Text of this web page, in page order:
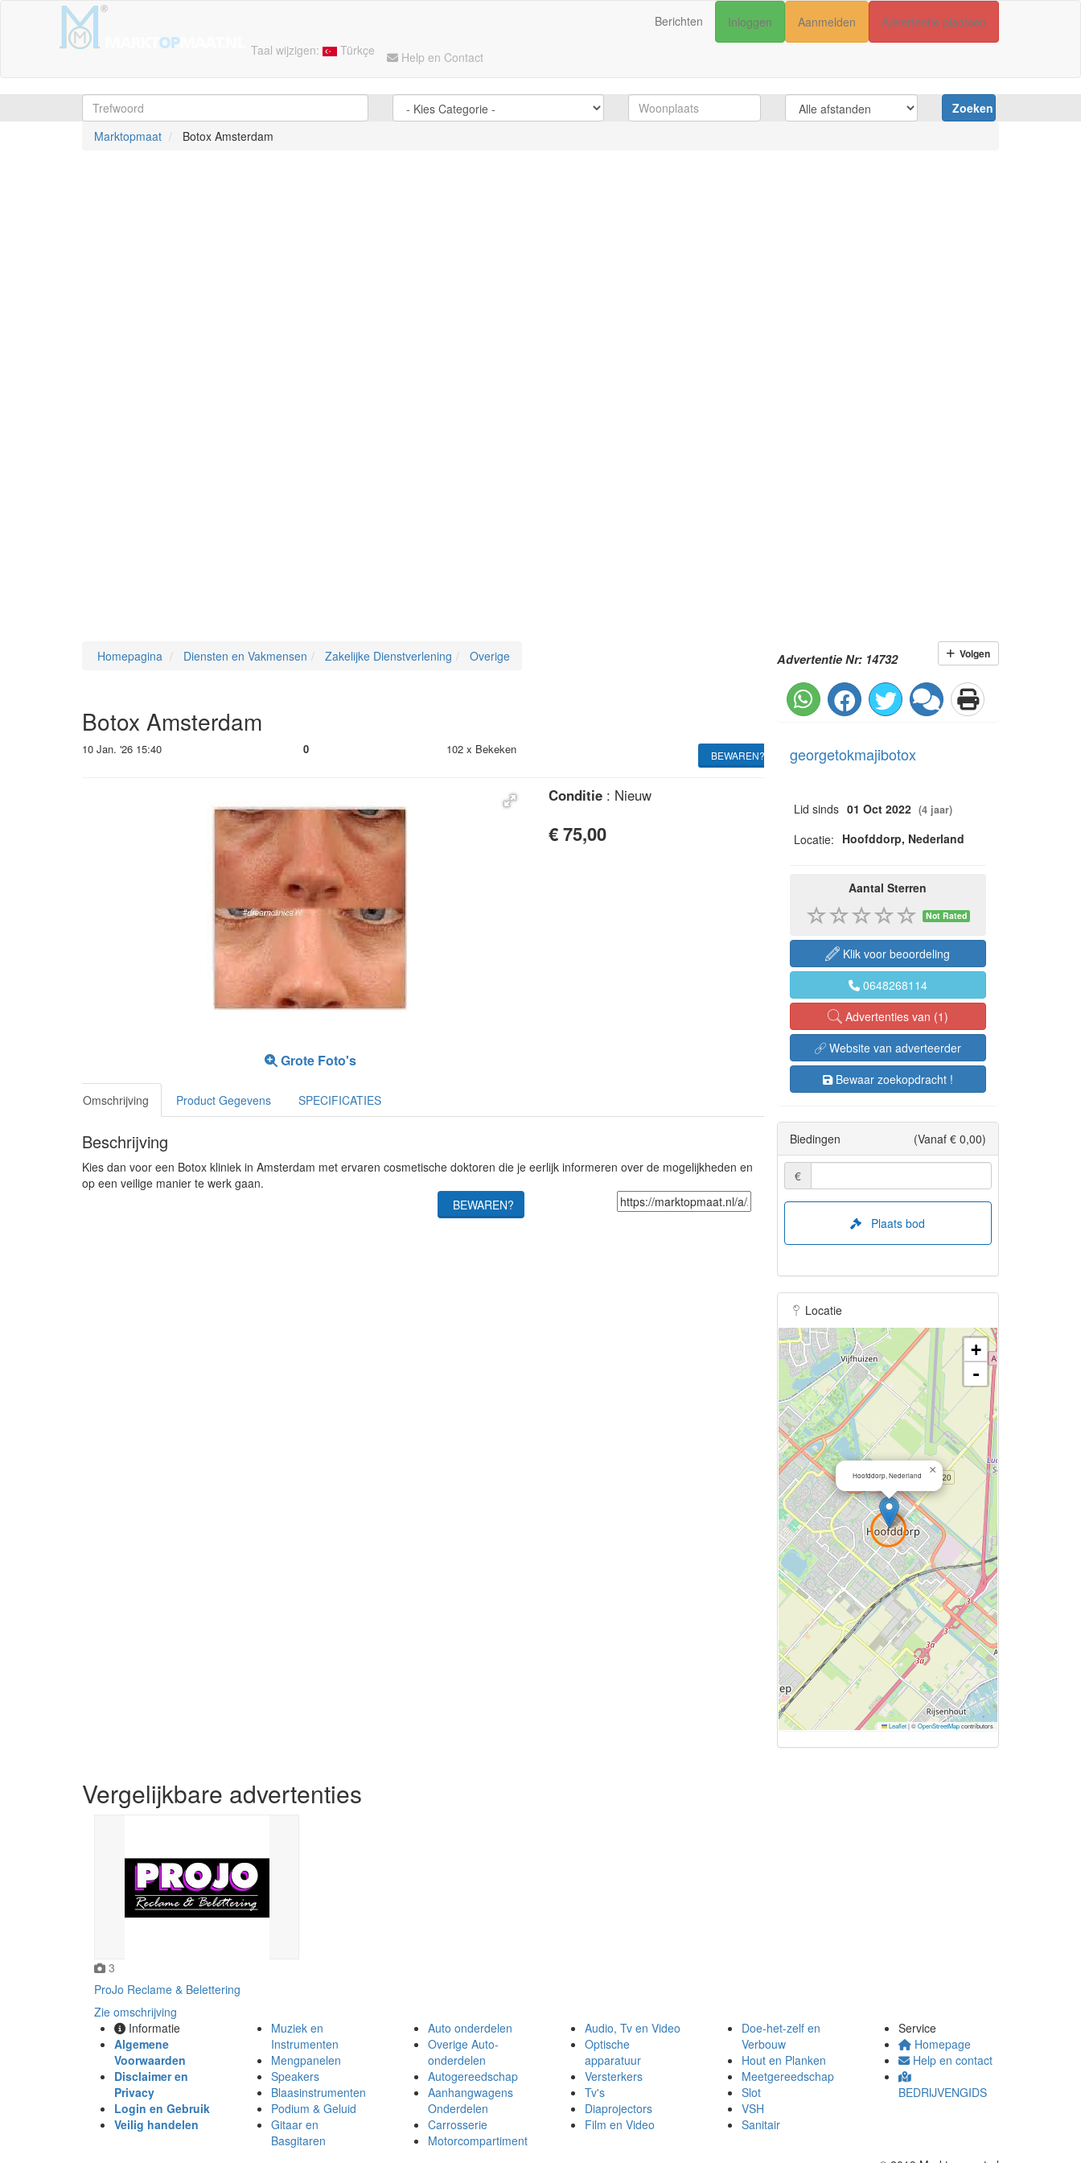
Taal wijzigen: Türkçe Help en Contact
Berichten Inloggen Aanmelden Advertentie plaatsen
Zoeken
Marktopmaat
Botox Amsterdam
Homepagina Diensten en Vakmensen Zakelijke Dienstverlening Overige
Botox Amsterdam
10 Jan. '26 15:40 0 102 x Bekeken BEWAREN?
Grote Foto's
Conditie: Nieuw
€ 75,00
Omschrijving Product Gegevens SPECIFICATIES
Beschrijving
Kies dan voor een Botox kliniek in Amsterdam met ervaren cosmetische doktoren die je eerlijk informeren over de mogelijkheden en
op een veilige manier te werk gaan.
BEWAREN?
Advertentie Nr: 14732 Volgen
georgetokmajibotox
Lid sinds 01 Oct 2022 (4 jaar)
Locatie: Hoofddorp, Nederland
Aantal Sterren
Not Rated
Klik voor beoordeling
0648268114
Advertenties van (1)
Website van adverteerder
Bewaar zoekopdracht !
Biedingen (Vanaf € 0,00)
€
Plaats bod
Locatie
Hoofddorp, Nederland ×
+
-
Leaflet|©OpenStreetMapcontributors
Vergelijkbare advertenties
3
ProJo Reclame & Belettering
Zie omschrijving
Informatie
Algemene
Voorwaarden
Disclaimer en
Privacy
Login en Gebruik
Veilig handelen
Muziek en
Instrumenten
Mengpanelen
Speakers
Blaasinstrumenten
Podium & Geluid
Gitaar en
Basgitaren
Auto onderdelen
Overige Auto-
onderdelen
Autogereedschap
Aanhangwagens
Onderdelen
Carrosserie
Motorcompartiment
Audio, Tv en Video
Optische
apparatuur
Versterkers
Tv's
Diaprojectors
Film en Video
Doe-het-zelf en
Verbouw
Hout en Planken
Meetgereedschap
Slot
VSH
Sanitair
Service
Homepage
Help en contact
BEDRIJVENGIDS